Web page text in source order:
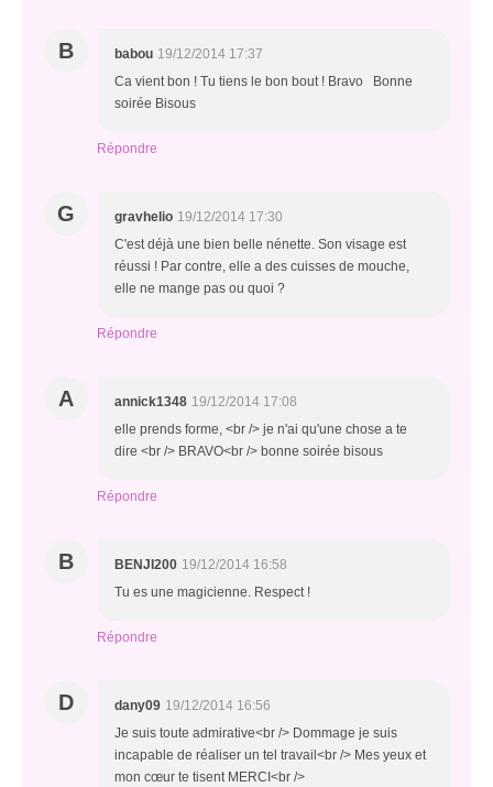
B babou 19/12/2014 17:37
Ca vient bon ! Tu tiens le bon bout ! Bravo Bonne
soirée Bisous
Répondre
G gravhelio 19/12/2014 17:30
C'est déjà une bien belle nénette. Son visage est
réussi ! Par contre, elle a des cuisses de mouche,
elle ne mange pas ou quoi ?
Répondre
A annick1348 19/12/2014 17:08
elle prends forme, <br /> je n'ai qu'une chose a te
dire <br /> BRAVO<br /> bonne soirée bisous
Répondre
B BENJI200 19/12/2014 16:58
Tu es une magicienne. Respect !
Répondre
D dany09 19/12/2014 16:56
Je suis toute admirative<br /> Dommage je suis
incapable de réaliser un tel travail<br /> Mes yeux et
mon cœur te tisent MERCI<br />